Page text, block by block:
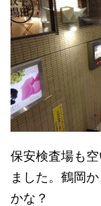
保安検査場も
ました。鶴岡
かな？